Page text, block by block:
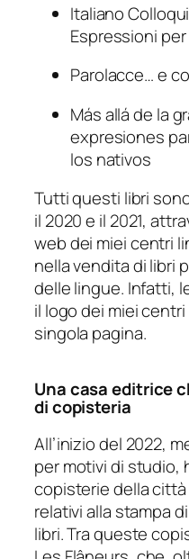
Italiano
Espressioni
Parolacce… e
Más allá de la
expresiones
los nativos
Tutti questi libri
il 2020 e il 2021,
web dei miei centri
nella vendita di libri
delle lingue. Infatti,
il logo dei miei
singola pagina.
Una casa editrice
di copisteria
All’inizio del 2022,
per motivi di
copisterie della
relativi alla stampa
libri. Tra queste